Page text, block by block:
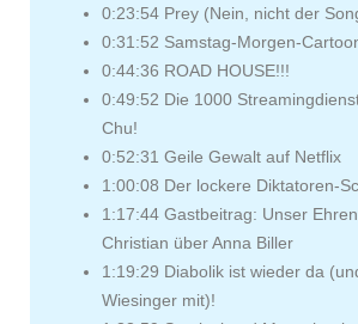
0:23:54 Prey (Nein, nicht der
0:31:52 Samstag-Morgen-
0:44:36 ROAD HOUSE!!!
0:49:52 Die 1000
Chu!
0:52:31 Geile Gewalt auf Netflix
1:00:08 Der lockere Diktatoren-
1:17:44 Gastbeitrag: Unser
Christian über Anna Biller
1:19:29 Diabolik ist wieder da
Wiesinger mit)!